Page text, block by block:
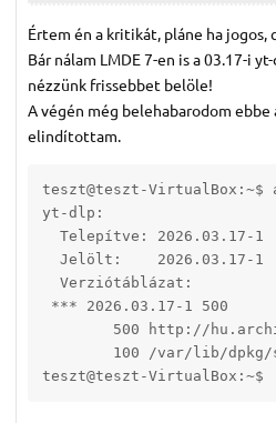
Értem én a kritikát, pláne ha jogos,
Bár nálam LMDE 7-en is a 03.17-i
nézzünk frissebbet belöle!
A végén még belehabarodom
elindítottam.
teszt@teszt-
yt-dlp:
  Telepítve: 2026.03.17-1
  Jelölt:    2026.03.17-1
  Verziótáblázat:
*** 2026.03.17-1 500
500 http://
100 /var/lib/dpkg/
teszt@teszt-VirtualBox:~$